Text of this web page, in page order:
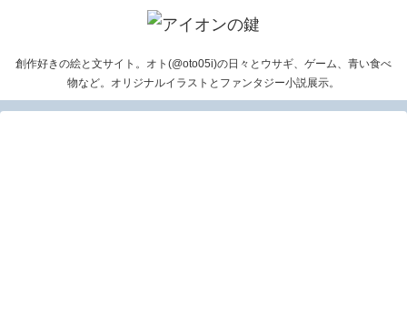
創作好きの絵と文サイト。オト(@oto05i)の日々とウサギ、ゲーム、青い食べ
物など。オリジナルイラストとファンタジー小説展示。